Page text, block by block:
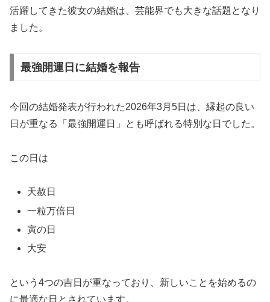
活躍してきた彼女の結婚は、芸能界でも大きな話題となり
ました。
最強開運日に結婚を報告
今回の結婚発表が行われた2026年3月5日は、縁起の良い
日が重なる「最強開運日」とも呼ばれる特別な日でした。
この日は
天赦日
一粒万倍日
寅の日
大安
という4つの吉日が重なっており、新しいことを始めるの
に最適な日とされています。